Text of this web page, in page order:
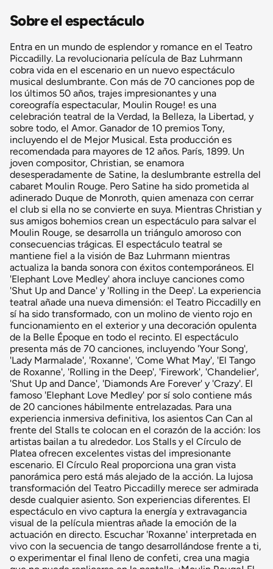
Sobre el espectáculo
Entra en un mundo de esplendor y romance en el Teatro
Piccadilly. La revolucionaria película de Baz Luhrmann
cobra vida en el escenario en un nuevo espectáculo
musical deslumbrante. Con más de 70 canciones pop de
los últimos 50 años, trajes impresionantes y una
coreografía espectacular, Moulin Rouge! es una
celebración teatral de la Verdad, la Belleza, la Libertad, y
sobre todo, el Amor. Ganador de 10 premios Tony,
incluyendo el de Mejor Musical. Esta producción es
recomendada para mayores de 12 años. París, 1899. Un
joven compositor, Christian, se enamora
desesperadamente de Satine, la deslumbrante estrella del
cabaret Moulin Rouge. Pero Satine ha sido prometida al
adinerado Duque de Monroth, quien amenaza con cerrar
el club si ella no se convierte en suya. Mientras Christian y
sus amigos bohemios crean un espectáculo para salvar el
Moulin Rouge, se desarrolla un triángulo amoroso con
consecuencias trágicas. El espectáculo teatral se
mantiene fiel a la visión de Baz Luhrmann mientras
actualiza la banda sonora con éxitos contemporáneos. El
'Elephant Love Medley' ahora incluye canciones como
'Shut Up and Dance' y 'Rolling in the Deep'. La experiencia
teatral añade una nueva dimensión: el Teatro Piccadilly en
sí ha sido transformado, con un molino de viento rojo en
funcionamiento en el exterior y una decoración opulenta
de la Belle Époque en todo el recinto. El espectáculo
presenta más de 70 canciones, incluyendo 'Your Song',
'Lady Marmalade', 'Roxanne', 'Come What May', 'El Tango
de Roxanne', 'Rolling in the Deep', 'Firework', 'Chandelier',
'Shut Up and Dance', 'Diamonds Are Forever' y 'Crazy'. El
famoso 'Elephant Love Medley' por sí solo contiene más
de 20 canciones hábilmente entrelazadas. Para una
experiencia inmersiva definitiva, los asientos Can Can al
frente del Stalls te colocan en el corazón de la acción: los
artistas bailan a tu alrededor. Los Stalls y el Círculo de
Platea ofrecen excelentes vistas del impresionante
escenario. El Círculo Real proporciona una gran vista
panorámica pero está más alejado de la acción. La lujosa
transformación del Teatro Piccadilly merece ser admirada
desde cualquier asiento. Son experiencias diferentes. El
espectáculo en vivo captura la energía y extravagancia
visual de la película mientras añade la emoción de la
actuación en directo. Escuchar 'Roxanne' interpretada en
vivo con la secuencia de tango desarrollándose frente a ti,
o experimentar el final lleno de confeti, crea una magia